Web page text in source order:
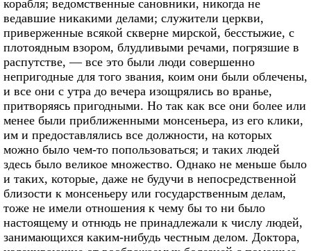
корабля; ведомственные сановники, никогда не
ведавшие никакими делами; служители церкви,
приверженные всякой скверне мирской, бесстыжие, с
плотоядным взором, блудливыми речами, погрязшие в
распутстве, — все это были люди совершенно
непригодные для того звания, коим они были облечены,
и все они с утра до вечера изощрялись во вранье,
притворяясь пригодными. Но так как все они более или
менее были приближенными монсеньера, из его клики,
им и предоставлялись все должности, на которых
можно было чем-то попользоваться; и таких людей
здесь было великое множество. Однако не меньше было
и таких, которые, даже не будучи в непосредственной
близости к монсеньеру или государственным делам,
тоже не имели отношения к чему бы то ни было
настоящему и отнюдь не принадлежали к числу людей,
занимающихся каким-нибудь честным делом. Доктора,